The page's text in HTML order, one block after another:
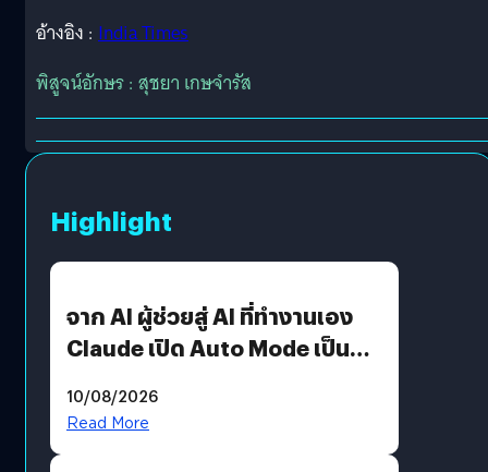
อ้างอิง : India Times
พิสูจน์อักษร : สุชยา เกษจำรัส
Highlight
จาก AI ผู้ช่วยสู่ AI ที่ทำงานเอง
Claude เปิด Auto Mode เป็นค่า
10/08/2026
Read More